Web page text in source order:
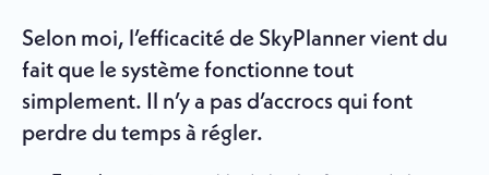
Selon moi, l’efficacité de SkyPlanner vient du
fait que le système fonctionne tout
simplement. Il n’y a pas d’accrocs qui font
perdre du temps à régler.